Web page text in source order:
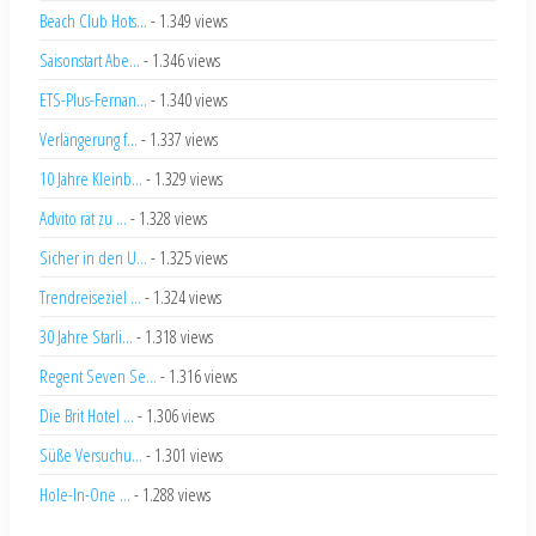
Beach Club Hots... - 1.349 views
Saisonstart Abe... - 1.346 views
ETS-Plus-Fernan... - 1.340 views
Verlängerung f... - 1.337 views
10 Jahre Kleinb... - 1.329 views
Advito rät zu ... - 1.328 views
Sicher in den U... - 1.325 views
Trendreiseziel ... - 1.324 views
30 Jahre Starli... - 1.318 views
Regent Seven Se... - 1.316 views
Die Brit Hotel ... - 1.306 views
Süße Versuchu... - 1.301 views
Hole-In-One ... - 1.288 views